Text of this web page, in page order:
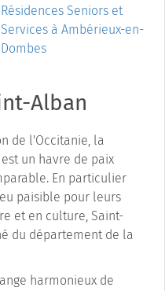
Résidences Seniors et
Services à Ambérieux-en-
Dombes
Alban
de l'Occitanie, la
un havre de paix
En particulier
paisible pour leurs
et en culture, Saint-
du département de la
harmonieux de